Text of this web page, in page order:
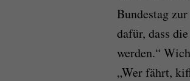
Bundestag
dafür, dass
werden.“
„Wer fährt,